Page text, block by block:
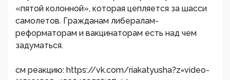
«пятой колонной», которая цепляется за шасси
самолетов. Гражданам либералам-
реформаторам и вакцинаторам есть над чем
задуматься.
см реакцию: https://vk.com/riakatyusha?z=video-